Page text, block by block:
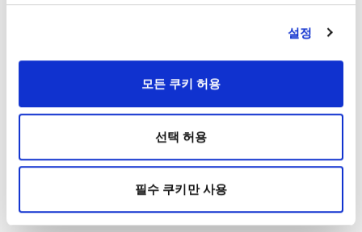
설정
모든 쿠키 허용
선택 허용
필수 쿠키만 사용